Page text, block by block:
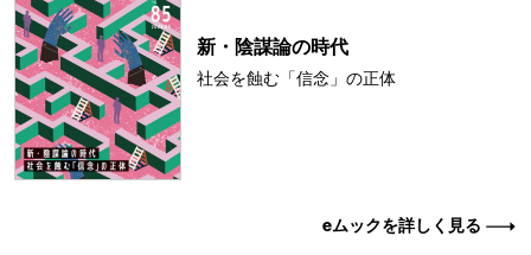
新・陰謀論の時代
社会を蝕む「信念」の正体
eムックを詳しく見る